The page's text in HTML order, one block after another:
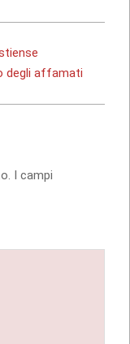
degli affamati
I campi